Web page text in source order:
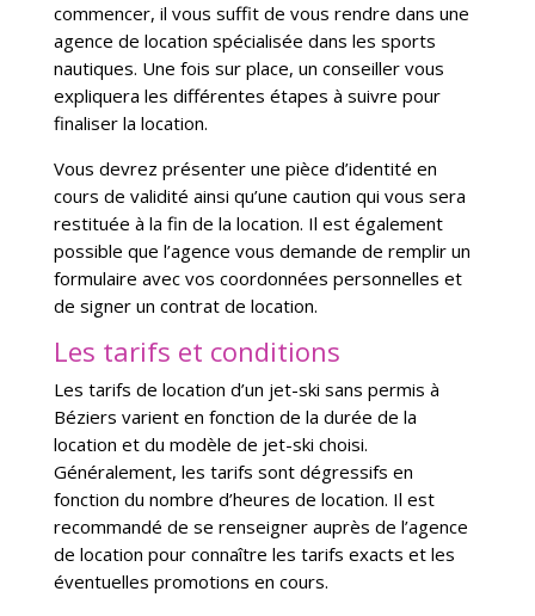
commencer, il vous suffit de vous rendre dans une
agence de location spécialisée dans les sports
nautiques. Une fois sur place, un conseiller vous
expliquera les différentes étapes à suivre pour
finaliser la location.
Vous devrez présenter une pièce d’identité en
cours de validité ainsi qu’une caution qui vous sera
restituée à la fin de la location. Il est également
possible que l’agence vous demande de remplir un
formulaire avec vos coordonnées personnelles et
de signer un contrat de location.
Les tarifs et conditions
Les tarifs de location d’un jet-ski sans permis à
Béziers varient en fonction de la durée de la
location et du modèle de jet-ski choisi.
Généralement, les tarifs sont dégressifs en
fonction du nombre d’heures de location. Il est
recommandé de se renseigner auprès de l’agence
de location pour connaître les tarifs exacts et les
éventuelles promotions en cours.